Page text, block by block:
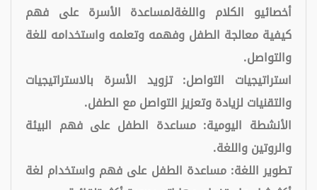
أخصائيو الكلام واللغةلمساعدة الأسرة على فهم
كيفية معالجة الطفل وفهمه وتعلمه واستخدامه للغة
والتواصل.
استراتيجيات التواصل: تزويد الأسرة بالاستراتيجيات
والتقنيات لزيادة وتعزيز التواصل مع الطفل.
الأنشطة اليومية: مساعدة الطفل على فهم البيئة
والروتين واللغة.
تطوير اللغة: مساعدة الطفل على فهم واستخدام لغة